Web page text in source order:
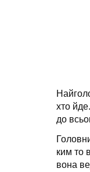
хто
до
ким то
вона